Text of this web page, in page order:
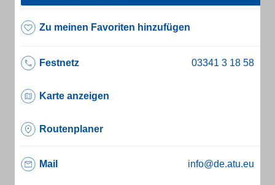
Zu meinen Favoriten hinzufügen
Festnetz
Karte anzeigen
Routenplaner
Mail info@de.atu.eu